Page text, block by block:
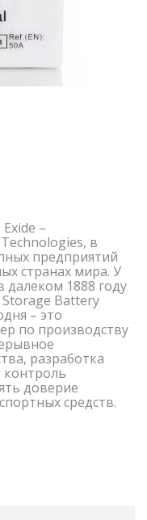
–
в
предприятий
странах мира. У
далеком 1888 году
Battery
– это
по производству
разработка
контроль
доверие
средств.